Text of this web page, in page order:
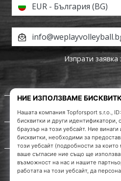
За нас
Обслужване на клиенти
EUR - България (BG)
Изпрати заявка